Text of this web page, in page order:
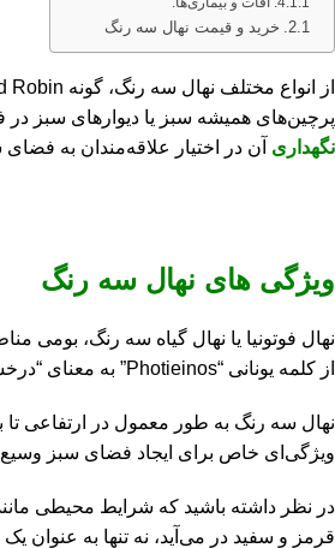
خرید و قیمت نهال سه رنگ
پرچین‌های همیشه سبز یا دیوارهای سبز
نگهداری آن در اختیار علاقه‌مندان به
ویژگی های نهال سه رنگ
نهال فوتونیا یا نهال گیاه سه رنگ،
از کلمه یونانی “Photieinos” به معنای “درخشان” گرفته شده است که به براق و درخشان بودن برگ‌های آن اشاره دارد.
نهال سه رنگ به طور معمول در ارتفاعی
ویژگی‌ای خاص برای ایجاد فضای سبز
در نظر داشته باشید که شرایط محیطی
قرمز و سفید در می‌آید، نه تنها به عنوان